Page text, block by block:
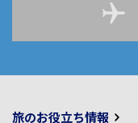
旅のお役立ち情報